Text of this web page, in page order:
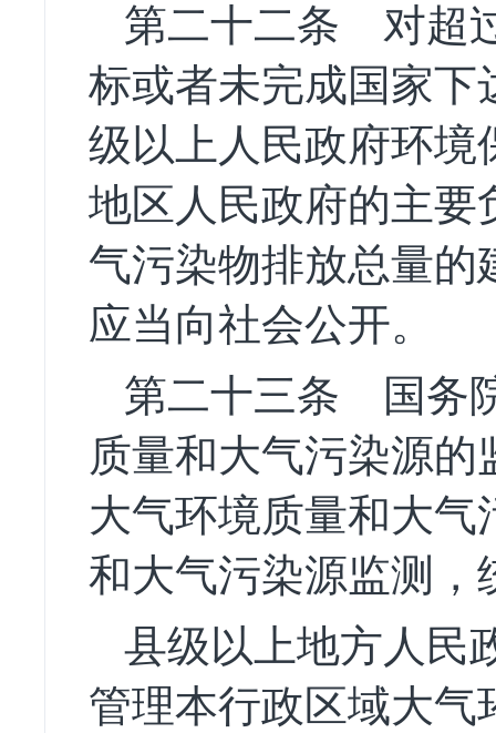
第二十二条 对超
标或者未完成国家下
级以上人民政府环境
地区人民政府的主要
气污染物排放总量
应当向社会公开。
第二十三条 国务
质量和大气污染源
大气环境质量和大
和大气污染源监测，
县级以上地方人民
管理本行政区域大